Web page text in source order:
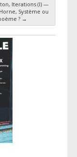
Iterations (I) —
Système ou
? →